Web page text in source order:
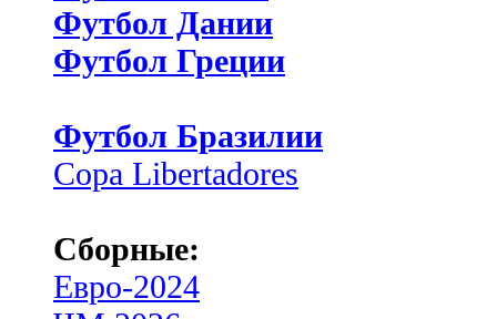
Футбол Дании
Футбол Греции
Футбол Бразилии
Copa Libertadores
Сборные:
Евро-2024